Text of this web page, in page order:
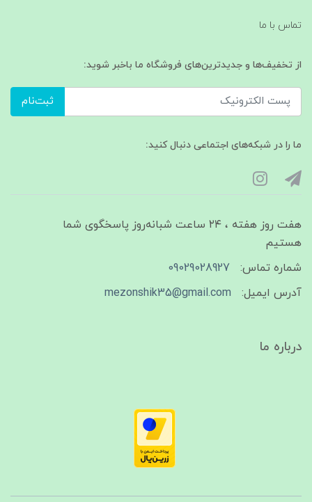
تماس با ما
از تخفیف‌ها و جدیدترین‌های فروشگاه ما باخبر شوید:
ثبت‌نام
ما را در شبکه‌های اجتماعی دنبال کنید:
هفت روز هفته ، ۲۴ ساعت شبانه‌روز پاسخگوی شما
هستیم
شماره تماس:
09029028927
آدرس ایمیل:
mezonshik35@gmail.com
درباره ما